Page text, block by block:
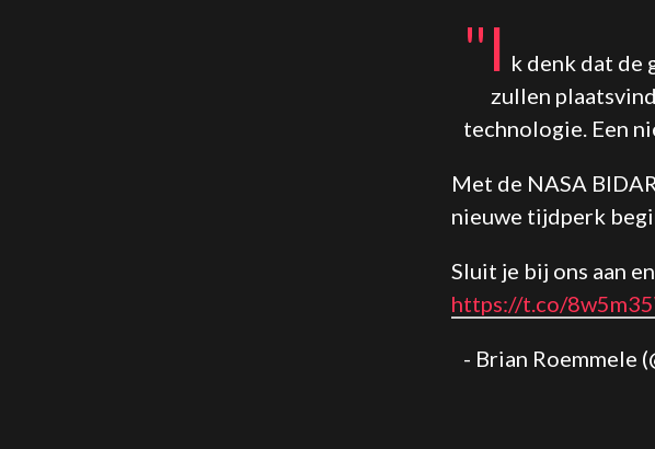
"I k denk dat de
zullen
technologie. Een
Met de NASA
nieuwe tijdperk
Sluit je bij ons aan
https://t.co/
- Brian Roemmele